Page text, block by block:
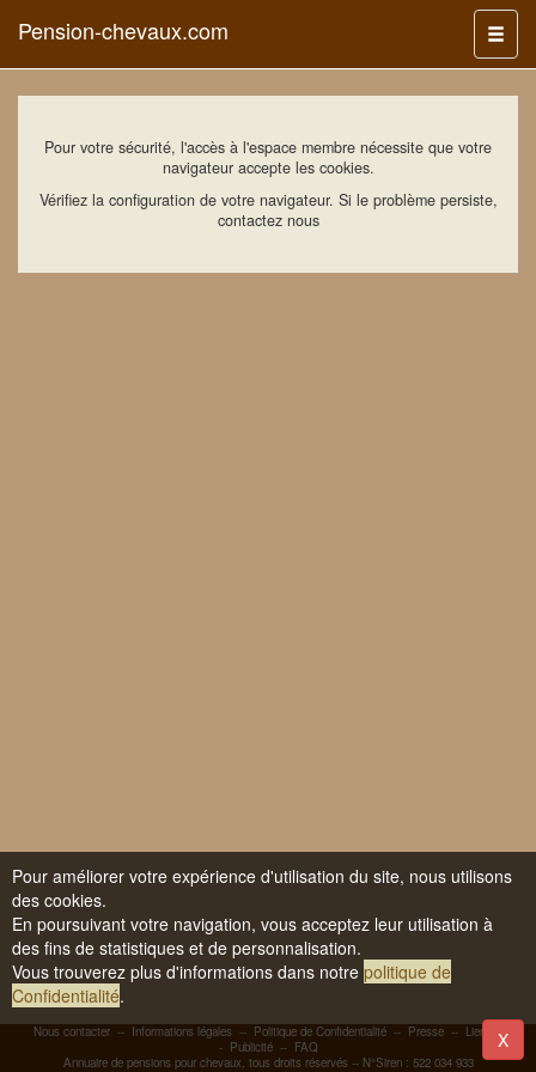
Menu
Pension-chevaux.com
Pour votre sécurité, l'accès à l'espace membre nécessite que votre
navigateur accepte les cookies.
Vérifiez la configuration de votre navigateur. Si le problème persiste,
contactez nous
Nous contacter -- Informations légales -- Politique de Confidentialité -- Presse -- Liens
-
- Publicité-- FAQ
Annuaire de pensions pour chevaux, tous droits réservés -- N°Siren : 522 034 933
Pour améliorer votre expérience d'utilisation du site, nous utilisons
des cookies.
En poursuivant votre navigation, vous acceptez leur utilisation à
des fins de statistiques et de personnalisation.
Vous trouverez plus d'informations dans notre politique de
Confidentialité.
X